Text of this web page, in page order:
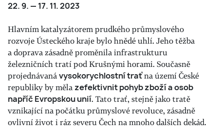
22. 9. — 17. 11. 2023
Hlavním katalyzátorem prudkého průmyslového
rozvoje Ústeckého kraje bylo hnědé uhlí. Jeho těžba
a doprava zásadně proměnila infrastrukturu
železničních tratí pod Krušnými horami. Současně
projednávanávysokorychlostní traťna území České
republiky by měla zefektivnit pohyb zboží a osob
napříč Evropskou unií. Tato trať, stejně jako tratě
vznikající na počátku průmyslové revoluce, zásadně
ovlivní život i ráz severu Čech na mnoho dalších dekád.